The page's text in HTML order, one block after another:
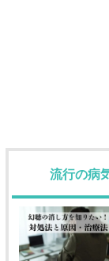
流行の病